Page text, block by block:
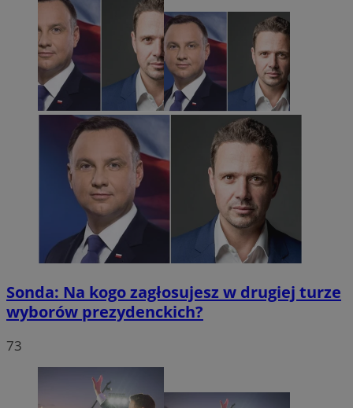
Sonda: Na kogo zagłosujesz w drugiej turze
wyborów prezydenckich?
73